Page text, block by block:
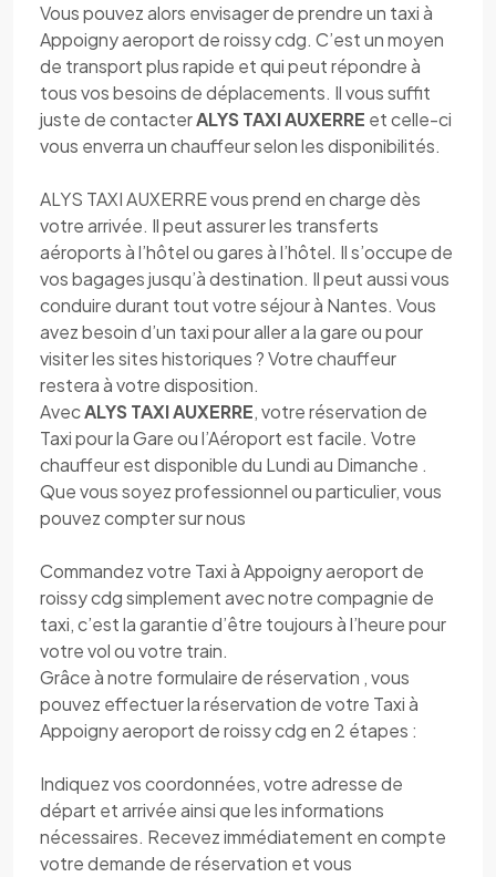
Vous pouvez alors envisager de prendre un taxi à
Appoigny aeroport de roissy cdg. C’est un moyen
de transport plus rapide et qui peut répondre à
tous vos besoins de déplacements. Il vous suffit
juste de contacterALYS TAXI AUXERRE et celle-ci
vous enverra un chauffeur selon les disponibilités.
ALYS TAXI AUXERRE vous prend en charge dès
votre arrivée. Il peut assurer les transferts
aéroports à l’hôtel ou gares à l’hôtel. Il s’occupe de
vos bagages jusqu’à destination. Il peut aussi vous
conduire durant tout votre séjour à Nantes. Vous
avez besoin d’un taxi pour aller a la gare ou pour
visiter les sites historiques ? Votre chauffeur
restera à votre disposition.
AvecALYS TAXI AUXERRE, votre réservation de
Taxi pour la Gare ou l’Aéroport est facile. Votre
chauffeur est disponible du Lundi au Dimanche .
Que vous soyez professionnel ou particulier, vous
pouvez compter sur nous
Commandez votre Taxi à Appoigny aeroport de
roissy cdg simplement avec notre compagnie de
taxi, c’est la garantie d’être toujours à l’heure pour
votre vol ou votre train.
Grâce à notre formulaire de réservation , vous
pouvez effectuer la réservation de votre Taxi à
Appoigny aeroport de roissy cdg en 2 étapes :
Indiquez vos coordonnées, votre adresse de
départ et arrivée ainsi que les informations
nécessaires. Recevez immédiatement en compte
votre demande de réservation et vous